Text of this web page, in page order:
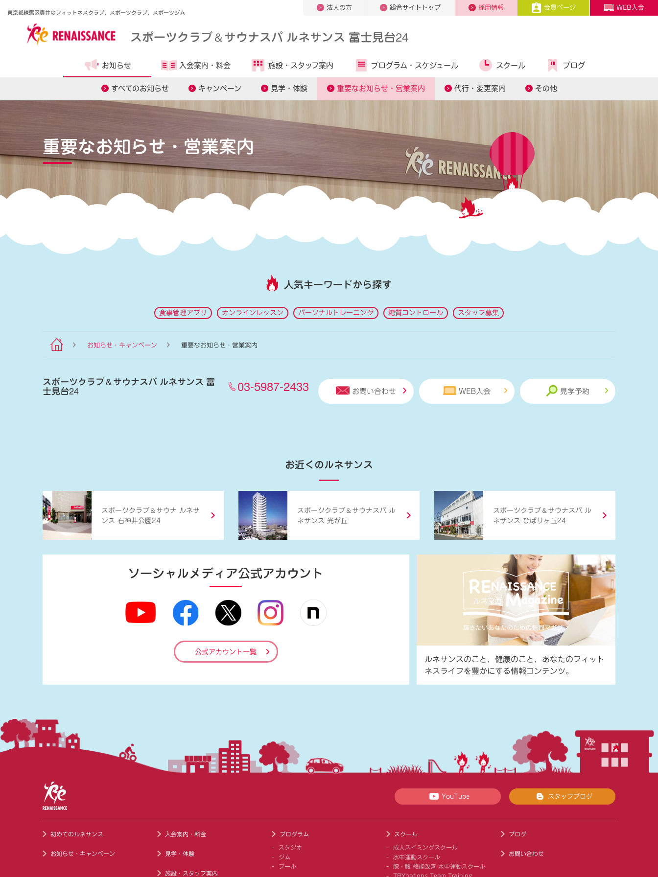
東京都練馬区貫井のフィットネスクラブ、スポーツクラブ、スポーツジム
法人の方 総合サイトトップ 採用情報 会員ページ WEB入会
スポーツクラブ＆サウナスパ ルネサンス 富士見台24
お知らせ
すべてのお知らせ キャンペーン 見学・体験 重要なお知らせ・営業案内 代行・変更案内 その他
入会案内・ 料金 施設・ スタッフ案内 プログラム・ スケジュール スクール ブログ
重要なお知らせ・営業案内
人気キーワードから探す
食事管理アプリ オンラインレッスン パーソナルトレーニング 糖質コントロール スタッフ募集
お知らせ・キャンペーン 重要なお知らせ・営業案内
スポーツクラブ＆サウナスパ ルネサンス 富
士見台24 03-5987-2433 お問い合わせ WEB入会 見学予約
お近くのルネサンス
スポーツクラブ ＆ サウナ ルネサ
ンス 石神井公園24
スポーツクラブ ＆ サウナスパ ル
ネサンス 光が丘
スポーツクラブ ＆ サウナスパ ル
ネサンス ひばりヶ丘24
ソーシャルメディア公式アカウント
公式アカウント一覧
ルネサンスのこと、健康のこと、あなたのフィット
ネスライフを豊かにする情報コンテンツ。
YouTube スタッフブログ
初めてのルネサンス
お知らせ・キャンペーン
入会案内・料金
見学・体験
施設・スタッフ案内
プログラム
スタジオ
ジム
プール
スクール
成人スイミングスクール
水中運動スクール
膝・腰 機能改善 水中運動スクール
TRYnations Team Training
ブログ
お問い合わせ